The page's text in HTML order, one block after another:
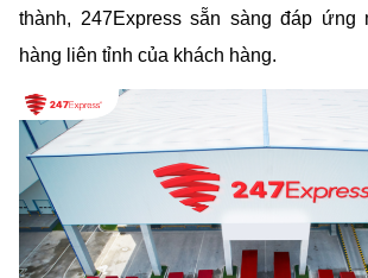
thành, 247Express sẵn sàng đáp ứng
hàng liên tỉnh của khách hàng.